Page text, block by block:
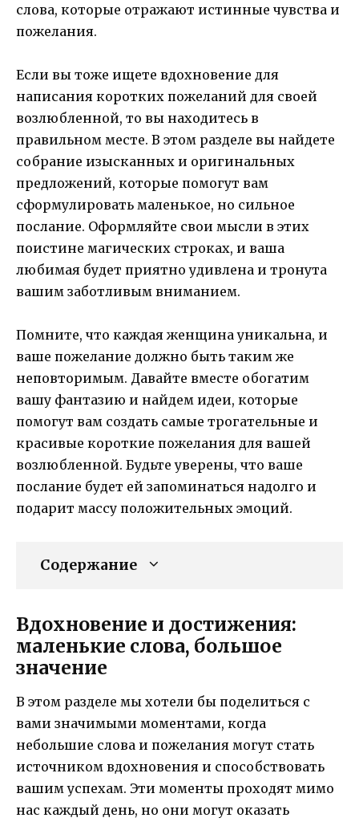
слова, которые отражают истинные чувства и
пожелания.
Если вы тоже ищете вдохновение для
написания коротких пожеланий для своей
возлюбленной, то вы находитесь в
правильном месте. В этом разделе вы найдете
собрание изысканных и оригинальных
предложений, которые помогут вам
сформулировать маленькое, но сильное
послание. Оформляйте свои мысли в этих
поистине магических строках, и ваша
любимая будет приятно удивлена и тронута
вашим заботливым вниманием.
Помните, что каждая женщина уникальна, и
ваше пожелание должно быть таким же
неповторимым. Давайте вместе обогатим
вашу фантазию и найдем идеи, которые
помогут вам создать самые трогательные и
красивые короткие пожелания для вашей
возлюбленной. Будьте уверены, что ваше
послание будет ей запоминаться надолго и
подарит массу положительных эмоций.
Содержание
Вдохновение и достижения:
маленькие слова, большое
значение
В этом разделе мы хотели бы поделиться с
вами значимыми моментами, когда
небольшие слова и пожелания могут стать
источником вдохновения и способствовать
вашим успехам. Эти моменты проходят мимо
нас каждый день, но они могут оказать